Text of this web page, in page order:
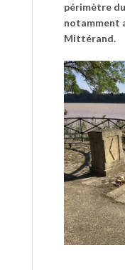
périmètre
notamment
Mittérand.